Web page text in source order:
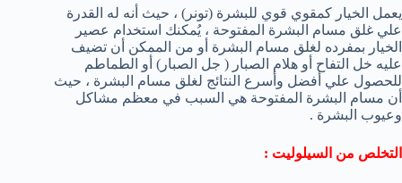
يعمل الخيار كمقوي قوي للبشرة (تونر) ، حيث أنه له القدرة
علي غلق مسام البشرة المفتوحة ، يُمكنك استخدام عصير
الخيار بمفرده لغلق مسام البشرة أو من الممكن أن تضيف
عليه خل التفاح أو هلام الصبار ( جل الصبار) أو الطماطم
للحصول علي أفضل وأسرع النتائج لغلق مسام البشرة ، حيث
أن مسام البشرة المفتوحة هي السبب في معظم مشاكل
وعيوب البشرة .
التخلص من السيلوليت :